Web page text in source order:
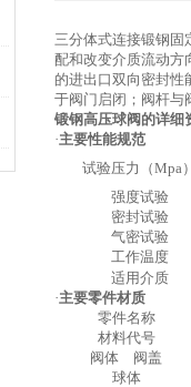
三分体式连接锻钢固
配和改变介质流动方
的进出口双向密封性
于阀门启闭；阀杆与
锻钢高压球阀的详细
·主要性能规范
试验压力（Mpa
强度试验
密封试验
气密试验
工作温度
适用介质
·主要零件材质
零件名称
材料代号
阀体 阀盖
球体